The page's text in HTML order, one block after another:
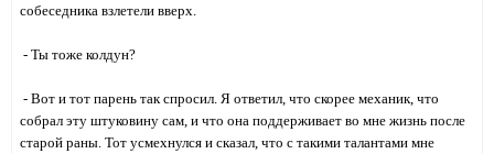
собеседника взлетели вверх.
- Ты тоже колдун?
- Вот и тот парень так спросил. Я ответил, что скорее механик, что
собрал эту штуковину сам, и что она поддерживает во мне жизнь после
старой раны. Тот усмехнулся и сказал, что с такими талантами мне